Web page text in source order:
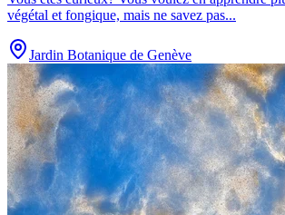
végétal et fongique, mais ne savez pas...
Jardin Botanique de Genève